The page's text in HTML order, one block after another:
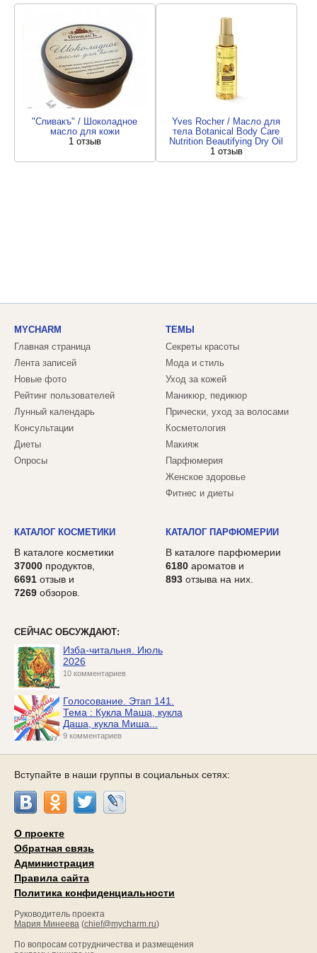
"Спивакъ" / Шоколадное
масло для кожи
1 отзыв
Yves Rocher / Масло для
тела Botanical Body Care
Nutrition Beautifying Dry Oil
1 отзыв
MYCHARM
Главная страница
Лента записей
Новые фото
Рейтинг пользователей
Лунный календарь
Консультации
Диеты
Опросы
ТЕМЫ
Секреты красоты
Мода и стиль
Уход за кожей
Маникюр, педикюр
Прически, уход за волосами
Косметология
Макияж
Парфюмерия
Женское здоровье
Фитнес и диеты
КАТАЛОГ КОСМЕТИКИ
В каталоге косметики
37000 продуктов,
6691 отзыв и
7269 обзоров.
КАТАЛОГ ПАРФЮМЕРИИ
В каталоге парфюмерии
6180 ароматов и
893 отзыва на них.
СЕЙЧАС ОБСУЖДАЮТ:
Изба-читальня. Июль
2026
10 комментариев
Голосование. Этап 141.
Тема : Кукла Маша, кукла
Даша, кукла Миша...
9 комментариев
Вступайте в наши группы в социальных сетях:
О проекте
Обратная связь
Администрация
Правила сайта
Политика конфиденциальности
Руководитель проекта
Мария Минеева (chief@mycharm.ru)
По вопросам сотрудничества и размещения